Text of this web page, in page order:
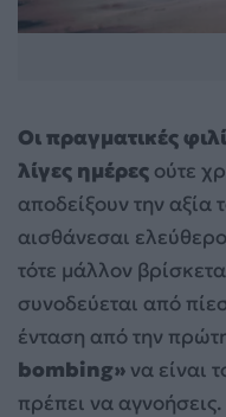
Οι πραγματικές
λίγες ημέρες ούτε
αποδείξουν την αξία
αισθάνεσαι
τότε μάλλον
συνοδεύεται από
ένταση από την
bombing» να είναι
πρέπει να αγνοήσεις.